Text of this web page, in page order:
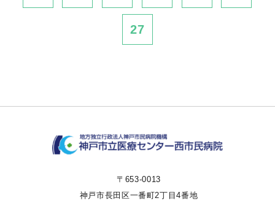
27
〒653-0013
神戸市長田区一番町2丁目4番地